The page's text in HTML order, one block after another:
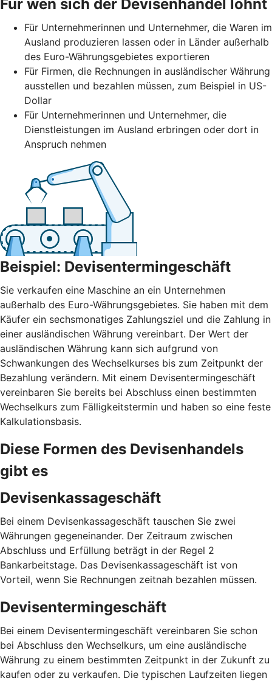
Für wen sich der Devisenhandel lohnt
Für Unternehmerinnen und Unternehmer, die Waren im
Ausland produzieren lassen oder in Länder außerhalb
des Euro-Währungsgebietes exportieren
Für Firmen, die Rechnungen in ausländischer Währung
ausstellen und bezahlen müssen, zum Beispiel in US-
Dollar
Für Unternehmerinnen und Unternehmer, die
Dienstleistungen im Ausland erbringen oder dort in
Anspruch nehmen
Beispiel: Devisentermingeschäft
Sie verkaufen eine Maschine an ein Unternehmen
außerhalb des Euro-Währungsgebietes. Sie haben mit dem
Käufer ein sechsmonatiges Zahlungsziel und die Zahlung in
einer ausländischen Währung vereinbart. Der Wert der
ausländischen Währung kann sich aufgrund von
Schwankungen des Wechselkurses bis zum Zeitpunkt der
Bezahlung verändern. Mit einem Devisentermingeschäft
vereinbaren Sie bereits bei Abschluss einen bestimmten
Wechselkurs zum Fälligkeitstermin und haben so eine feste
Kalkulationsbasis.
Diese Formen des Devisenhandels
gibt es
Devisenkassageschäft
Bei einem Devisenkassageschäft tauschen Sie zwei
Währungen gegeneinander. Der Zeitraum zwischen
Abschluss und Erfüllung beträgt in der Regel 2
Bankarbeitstage. Das Devisenkassageschäft ist von
Vorteil, wenn Sie Rechnungen zeitnah bezahlen müssen.
Devisentermingeschäft
Bei einem Devisentermingeschäft vereinbaren Sie schon
bei Abschluss den Wechselkurs, um eine ausländische
Währung zu einem bestimmten Zeitpunkt in der Zukunft zu
kaufen oder zu verkaufen. Die typischen Laufzeiten liegen